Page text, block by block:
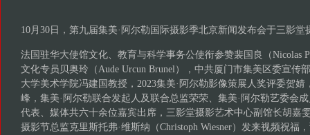
10月30日，第九届集美·阿尔勒国际摄影季北京新闻发布会于三影堂
法国驻华大使馆文化、教育与科学事务公使衔参赞裴国良（Nicolas
文化专员贝奥玲（Aude Urcun Brunel），中共厦门市集美区委宣传
大学美术学院冯建国教授，2023集美·阿尔勒影像策展人奖评委贺
峰，集美·阿尔勒联合发起人及联合总监荣荣、集美·阿尔勒艺委会
代表、媒体共六十余位嘉宾出席，三影堂摄影艺术中心副馆长胡嘉
摄影节总监克里斯托弗·维斯纳（Christoph Wiesner）发来视频祝福